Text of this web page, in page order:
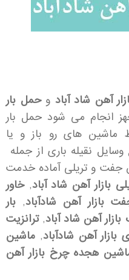
آهن شاد آباد وحمل بار
انجام می شود حمل بار
ماشین های رو باز و یا
نقیله باری از جمله
جفت و تریلی آماده خدمت
بازار آهن شاد آباد,خاور
بازار آهن شادآباد, بار
آهن شاد آباد,ترانزیت
آهن شادآباد, ماشین
هجده چرخ بازار آهن